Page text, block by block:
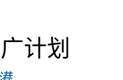
计划